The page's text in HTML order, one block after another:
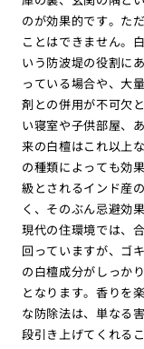
のが効果的です。た
ことはできません。
いう防波堤の役割に
っている場合や、大
剤との併用が不可欠
い寝室や子供部屋、
来の白檀はこれ以上
の種類によっても効
級とされるインド産
く、そのぶん忌避効
現代の住環境では、
回っていますが、ゴ
の白檀成分がしっか
となります。香りを
な防除法は、単なる
段引き上げてくれる